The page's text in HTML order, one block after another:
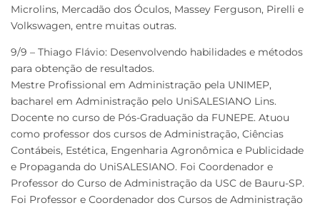
Microlins, Mercadão dos Óculos, Massey Ferguson, Pirelli e
Volkswagen, entre muitas outras.
9/9 – Thiago Flávio: Desenvolvendo habilidades e métodos
para obtenção de resultados.
Mestre Profissional em Administração pela UNIMEP,
bacharel em Administração pelo UniSALESIANO Lins.
Docente no curso de Pós-Graduação da FUNEPE. Atuou
como professor dos cursos de Administração, Ciências
Contábeis, Estética, Engenharia Agronômica e Publicidade
e Propaganda do UniSALESIANO. Foi Coordenador e
Professor do Curso de Administração da USC de Bauru-SP.
Foi Professor e Coordenador dos Cursos de Administração